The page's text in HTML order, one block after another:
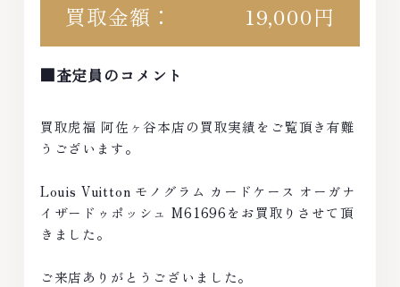
買取金額： 19,000円
■査定員のコメント
買取虎福 阿佐ヶ谷本店の買取実績をご覧頂き有難
うございます。
Louis Vuitton モノグラム カードケース オーガナ
イザードゥポッシュ M61696をお買取りさせて頂
きました。
ご来店ありがとうございました。